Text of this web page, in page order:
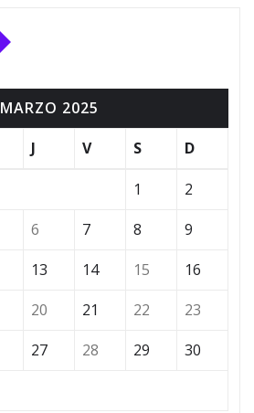
MARZO 2025
J V S D
1
2
6 7 8
9
13 14 15
16
20 21 22
23
27 28 29
30